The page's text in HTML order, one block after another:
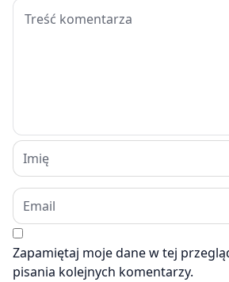
Zapamiętaj moje dane w tej
pisania kolejnych komentarzy.